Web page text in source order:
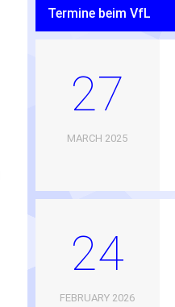
Termine beim VfL
27
MARCH 2025
24
FEBRUARY 2026